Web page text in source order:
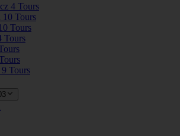
4 Tours
10 Tours
10 Tours
Tours
9 Tours